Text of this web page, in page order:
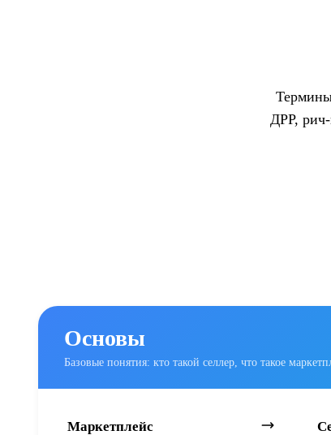
ДРР, рич-
Основы
Базовые понятия: кто такой селлер, что такое
Маркетплейс